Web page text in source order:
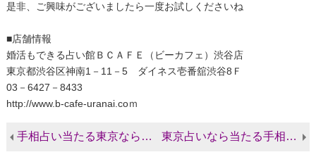
是非、ご興味がございましたら一度お試しくださいね
■店舗情報
婚活もできる占い館ＢＣＡＦＥ（ビーカフェ）渋谷店
東京都渋谷区神南1－11－5 ダイネス壱番舘渋谷8Ｆ
03－6427－8433
http://www.b-cafe-uranai.coｍ
手相占い当たる東京なら渋谷最安値【1000円】のビーカフェ 東京占いなら当たる手相占いのビーカフェ